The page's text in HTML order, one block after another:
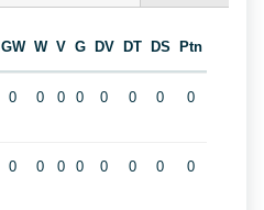
GW W V G DV DT DS Ptn
0 0 0 0 0 0 0 0
0 0 0 0 0 0 0 0